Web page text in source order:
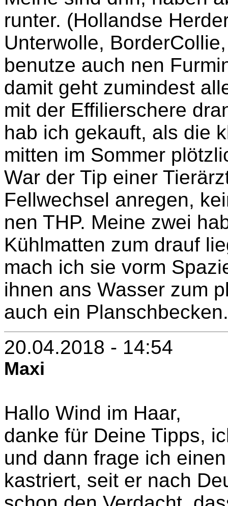
runter. (Hollandse
Unterwolle,
benutze auch nen
damit geht zumindest
mit der Effilierschere
hab ich gekauft, als die
mitten im Sommer
War der Tip einer
Fellwechsel anregen,
nen THP. Meine zwei
Kühlmatten zum drauf
mach ich sie vorm
ihnen ans Wasser zum
auch ein Planschbecken.
20.04.2018 - 14:54
Maxi
Hallo Wind im Haar,
danke für Deine Tipps,
und dann frage ich
kastriert, seit er nach